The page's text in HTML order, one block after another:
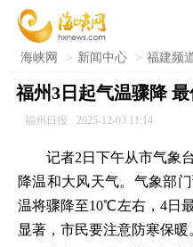
海峡网 > 新闻中心 > 福建频
福州3日起气温骤降
福州日报 2025-12-03 11:14
记者2日下午从市气象
降温和大风天气。气象部
温将骤降至10℃左右，4日
显著，市民要注意防寒保暖